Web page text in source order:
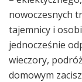
nowoczesnych
tajemnicy i
jednocześnie
wieczory,
domowym